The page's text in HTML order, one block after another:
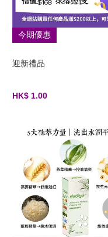
今期優惠
迎新禮品
HK$ 1.00